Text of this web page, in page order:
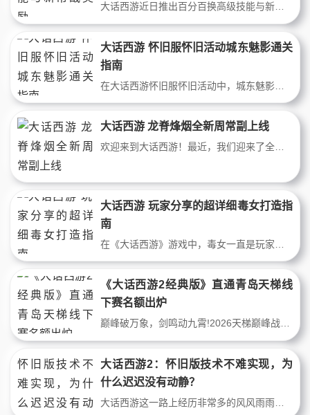
大话西游近日推出百分百换高级技能与新帮战奖励活动，为各位玩家提供更多福利，让你的角色能够更加强大。如果你想在游戏中更快地提升自己的实力，那么一定不能错过这个机会。本文将为你详细介绍活动内容，带你一起了解如何参与，赢取丰厚奖励！新资料片《龙韬凤略》中的全新帮战玩法目前正在进行局部测试。对于玩家而言，帮
大话西游 怀旧服怀旧活动城东魅影通关
指南
大话西游 龙脊烽烟全新周常副上线
欢迎来到大话西游！最近，我们迎来了全新的周常副本——龙脊烽烟。本次副本不仅具有精美的场景和丰富多彩的挑战，还有各种奖励和装备等你来拿。想要了解更多详情并第一时间体验全新的龙脊烽烟副本，赶紧加入我们吧！全新的周常副本“龙脊烽烟”已经正式上线，期待未来与诸位少侠携手，共同抵御凶神梼杌的入侵，守卫三界的安
大话西游 玩家分享的超详细毒女打造指
南
《大话西游2经典版》直通青岛天梯线
下赛名额出炉
巅峰破万象，剑鸣动九霄!2026天梯巅峰战年度总决赛线下赛揭幕在即，4月30日~5月3日期间，八强战队将携手亮相“青岛-青岛市民健身中心”，全民无需报名均可线下观赛，现场更有精彩互动玩法及缤纷好礼相送！目前赛事特别计划“巅峰创作奖励”排名结果已出，赛事综合视频播放量以及创意等多个维度，最终评选出四名玩家获得免费
大话西游2：怀旧版技术不难实现，为
什么迟迟没有动静？